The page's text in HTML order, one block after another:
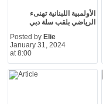
الأولمبية اللبنانية تهنىء
الرياضي بلقب سلة دبي
Posted by Elie
January 31, 2024
at 8:00